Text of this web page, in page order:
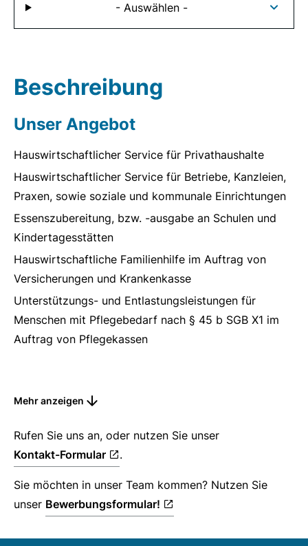
- Auswählen -
Beschreibung
Unser Angebot
Hauswirtschaftlicher Service für Privathaushalte
Hauswirtschaftlicher Service für Betriebe, Kanzleien,
Praxen, sowie soziale und kommunale Einrichtungen
Essenszubereitung, bzw. -ausgabe an Schulen und
Kindertagesstätten
Hauswirtschaftliche Familienhilfe im Auftrag von
Versicherungen und Krankenkasse
Unterstützungs- und Entlastungsleistungen für
Menschen mit Pflegebedarf nach § 45 b SGB X1 im
Auftrag von Pflegekassen
Mehr anzeigen
Rufen Sie uns an, oder nutzen Sie unser
Kontakt-Formular
.
Sie möchten in unser Team kommen? Nutzen Sie
unser Bewerbungsformular!